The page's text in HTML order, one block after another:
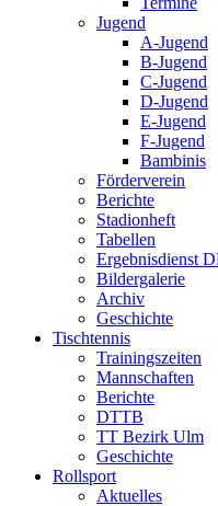
Jugend
A-Jugend
B-Jugend
C-Jugend
D-Jugend
E-Jugend
F-Jugend
Bambinis
Förderverein
Berichte
Stadionheft
Tabellen
Ergebnisdienst
Bildergalerie
Archiv
Geschichte
Tischtennis
Trainingszeiten
Mannschaften
Berichte
DTTB
TT Bezirk Ulm
Geschichte
Rollsport
Aktuelles